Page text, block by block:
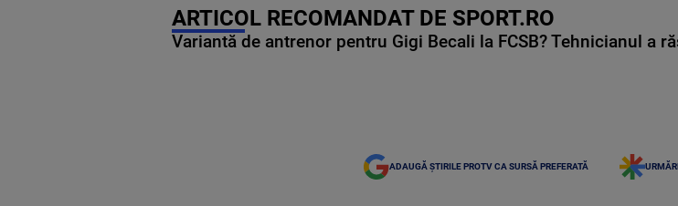
ARTICOL RECOMANDAT DE SPORT.RO
Variantă de antrenor pentru Gigi Becali la FCSB? Tehnicianul a
ADAUGĂ ȘTIRILE PROTV CA SURSĂ PREFERATĂ